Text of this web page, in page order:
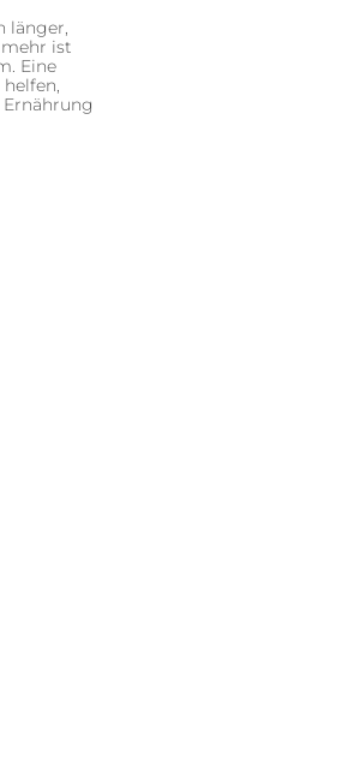
länger,
ist
Eine